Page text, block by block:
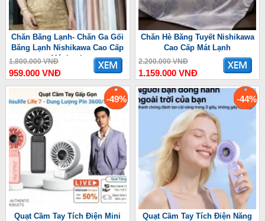
Chăn Băng Lạnh- Chăn Ga Gối
Băng Lạnh Nishikawa Cao Cấp
Mát Lạnh
1.800.000 VNĐ
959.000 VNĐ
Chăn Hè Băng Tuyết Nishikawa
Cao Cấp Mát Lạnh
2.200.000 VNĐ
1.159.000 VNĐ
-49%
Quạt Cầm Tay Tích Điện Mini
-44%
Quạt Cầm Tay Tích Điện Năng